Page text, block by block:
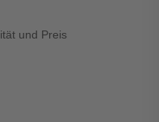
und Preis